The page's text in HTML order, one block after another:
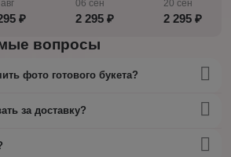
₽
06 сен
2 295 ₽
20 сен
2 295 ₽
вопросы
фото готового букета?
за доставку?